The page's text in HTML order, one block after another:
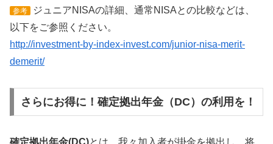
参考
ジュニアNISAの詳細、通常NISAとの比較などは、
以下をご参照ください。
http://investment-by-index-invest.com/junior-nisa-merit-
demerit/
さらにお得に！確定拠出年金（DC）の利用を！
確定拠出年金(DC)とは、我々加入者が掛金を拠出し、将